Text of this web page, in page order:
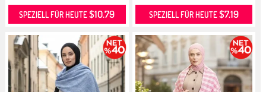
SPEZIELL FÜR HEUTE$10.79 SPEZIELL FÜR HEUTE$7.19